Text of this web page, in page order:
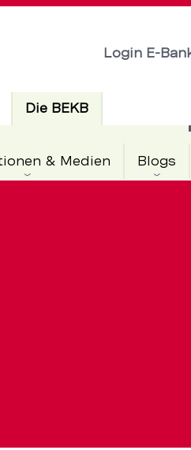
Login E-
Die BEKBAktiv
& Medien Blogs